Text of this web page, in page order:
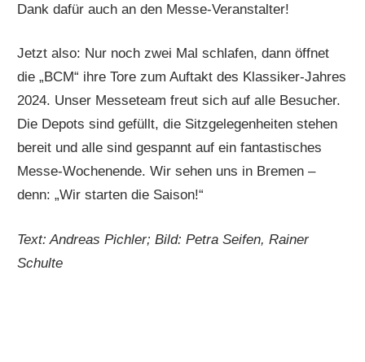
Dank dafür auch an den Messe-Veranstalter!
Jetzt also: Nur noch zwei Mal schlafen, dann öffnet
die „BCM“ ihre Tore zum Auftakt des Klassiker-Jahres
2024. Unser Messeteam freut sich auf alle Besucher.
Die Depots sind gefüllt, die Sitzgelegenheiten stehen
bereit und alle sind gespannt auf ein fantastisches
Messe-Wochenende. Wir sehen uns in Bremen –
denn: „Wir starten die Saison!“
Text: Andreas Pichler; Bild: Petra Seifen, Rainer
Schulte